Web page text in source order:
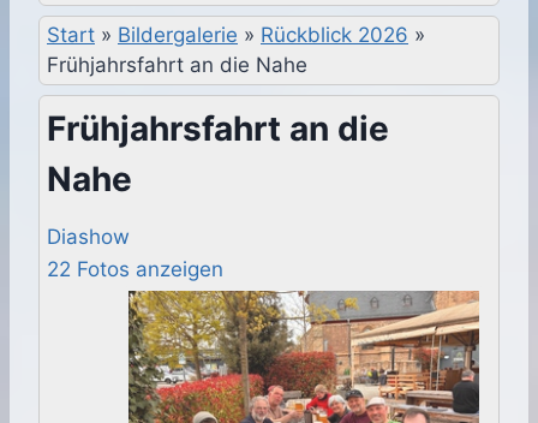
Start » Bildergalerie » Rückblick 2026 »
Frühjahrsfahrt an die Nahe
Frühjahrsfahrt an die
Nahe
Diashow
22 Fotos anzeigen